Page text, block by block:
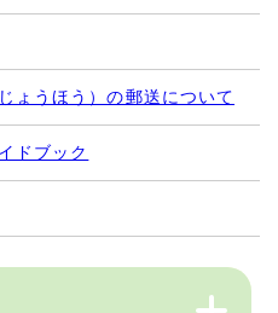
ょうほう）の郵送について
ドブック